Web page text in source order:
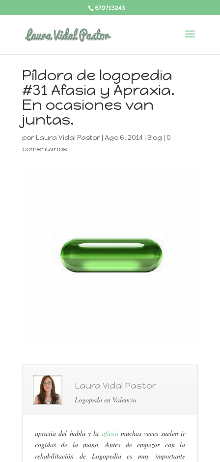
670713243
Píldora de logopedia
#31 Afasia y Apraxia.
En ocasiones van
juntas.
por Laura Vidal Pastor| Ago 6, 2014 | Blog | 0
comentarios
Laura Vidal Pastor
Logopeda en Valencia
apraxia del habla y la afasiamuchas veces suelen ir
cogidas de la mano. Antes de empezar con la
rehabilitación de Logopedia es muy importante